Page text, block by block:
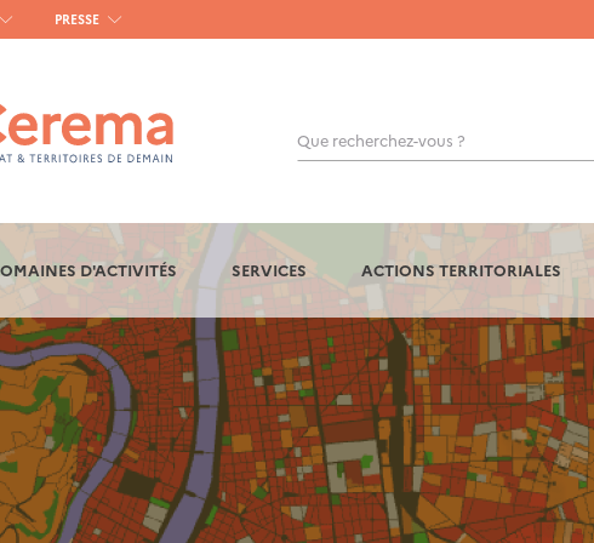
PRESSE
Que recherchez-vous ?
OK
D'ACTIVITÉS SERVICES ACTIONS TERRITORIALES